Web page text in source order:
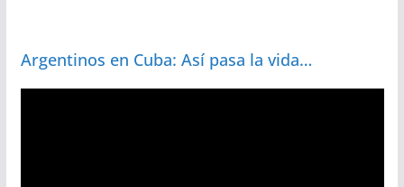
Argentinos en Cuba: Así pasa la vida…